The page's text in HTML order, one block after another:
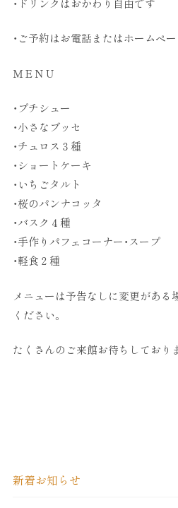
・ご予約はお電話またはホームペ
ＭＥＮＵ
・プチシュー
・小さなブッセ
・チュロス３種
・ショートケーキ
・いちごタルト
・桜のパンナコッタ
・バスク４種
・手作りパフェコーナー・スープ
・軽食２種
メニューは予告なしに変更がある
ください。
たくさんのご来館お待ちしており
新着お知らせ